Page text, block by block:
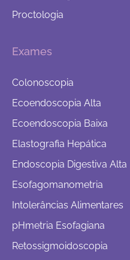
Proctologia
Exames
Colonoscopia
Ecoendoscopia Alta
Ecoendoscopia Baixa
Elastografia Hepática
Endoscopia Digestiva Alta
Esofagomanometria
Intolerâncias Alimentares
pHmetria Esofagiana
Retossigmoidoscopia